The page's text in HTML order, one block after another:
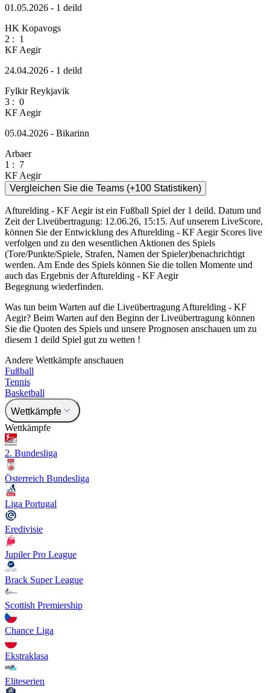
01.05.2026 - 1 deild
HK Kopavogs
2 : 1
KF Aegir
24.04.2026 - 1 deild
Fylkir Reykjavik
3 : 0
KF Aegir
05.04.2026 - Bikarinn
Arbaer
1 : 7
KF Aegir
Vergleichen Sie die Teams (+100 Statistiken)
Afturelding - KF Aegir ist ein Fußball Spiel der 1 deild. Datum und
Zeit der Liveübertragung: 12.06.26, 15:15. Auf unserem LiveScore,
können Sie der Entwicklung des Afturelding - KF Aegir Scores live
verfolgen und zu den wesentlichen Aktionen des Spiels
(Tore/Punkte/Spiele, Strafen, Namen der Spieler)benachrichtigt
werden. Am Ende des Spiels können Sie die tollen Momente und
auch das Ergebnis der Afturelding - KF Aegir
Begegnung wiederfinden.
Was tun beim Warten auf die Liveübertragung Afturelding - KF
Aegir? Beim Warten auf den Beginn der Liveübertragung können
Sie die Quoten des Spiels und unsere Prognosen anschauen um zu
diesem 1 deild Spiel gut zu wetten !
Andere Wettkämpfe anschauen
Fußball
Tennis
Basketball
Wettkämpfe
Wettkämpfe
2. Bundesliga
Österreich Bundesliga
Liga Portugal
Eredivisie
Jupiler Pro League
Brack Super League
Scottish Premiership
Chance Liga
Ekstraklasa
Eliteserien